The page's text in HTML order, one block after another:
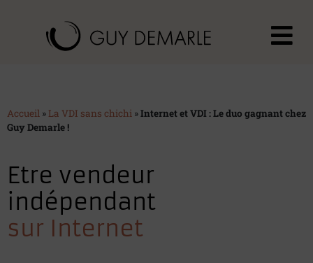
Accueil » La VDI sans chichi »Internet et VDI : Le duo gagnant chez
Guy Demarle !
Etre vendeur
indépendant
sur Internet